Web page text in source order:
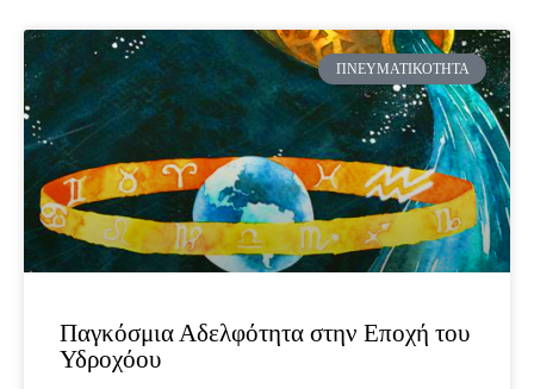
ΠΝΕΥΜΑΤΙΚΌΤΗΤΑ
Παγκόσμια Αδελφότητα στην Εποχή του
Υδροχόου